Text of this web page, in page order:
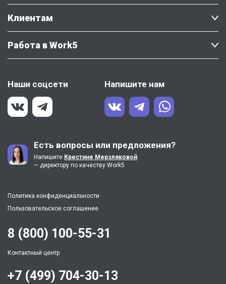
Клиентам
Работа в Work5
Наши соцсети Напишите нам
Есть вопросы или предложения?
Напишите Крестине Мерзляковой
— директору по качеству Work5
Политика конфиденциальности
Пользовательское соглашение
8 (800) 100-55-31
Контактный центр
+7 (499) 704-30-13